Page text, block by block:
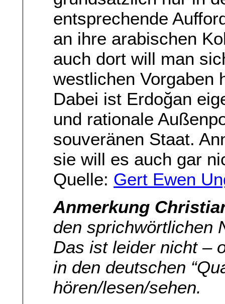
entsprechende
an ihre arabischen
auch dort will man
westlichen Vorgaben
Dabei ist Erdoğan
und rationale
souveränen Staat.
sie will es auch gar
Quelle: Gert Ewen
Anmerkung
den sprichwörtlichen
Das ist leider nicht –
in den deutschen
hören/lesen/sehen.